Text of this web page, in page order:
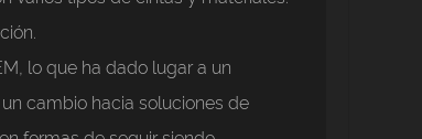
lo que ha dado lugar a un
cambio hacia soluciones de